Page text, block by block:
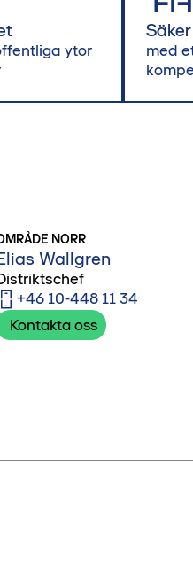
ytor
med
NORR
Wallgren
+46 10-448 11 34
Kontakta oss